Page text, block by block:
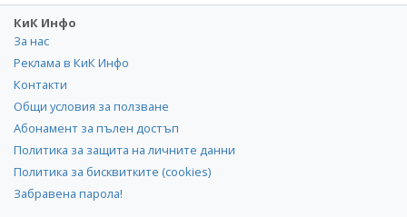
КиК Инфо
За нас
Реклама в КиК Инфо
Контакти
Общи условия за ползване
Абонамент за пълен достъп
Политика за защита на личните данни
Политика за бисквитките (cookies)
Забравена парола!